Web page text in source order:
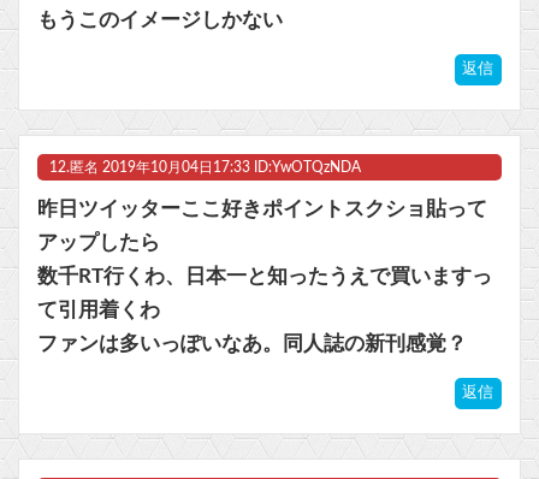
もうこのイメージしかない
返信
12. 匿名 2019年10月04日17:33 ID:YwOTQzNDA
昨日ツイッターここ好きポイントスクショ貼って
アップしたら
数千RT行くわ、日本一と知ったうえで買いますっ
て引用着くわ
ファンは多いっぽいなあ。同人誌の新刊感覚？
返信